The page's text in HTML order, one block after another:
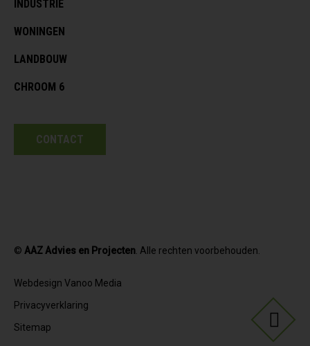
INDUSTRIE
WONINGEN
LANDBOUW
CHROOM 6
CONTACT
© AAZ Advies en Projecten . Alle rechten voorbehouden.
Webdesign Vanoo Media
Privacyverklaring
Sitemap